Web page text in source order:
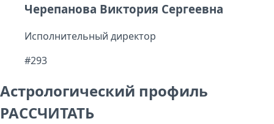
Черепанова Виктория Сергеевна
Исполнительный директор
#293
Астрологический профиль
РАССЧИТАТЬ